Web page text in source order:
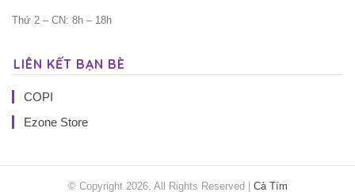
Thứ 2 – CN: 8h – 18h
LIÊN KẾT BẠN BÈ
COPI
Ezone Store
© Copyright 2026, All Rights Reserved | Cà Tím